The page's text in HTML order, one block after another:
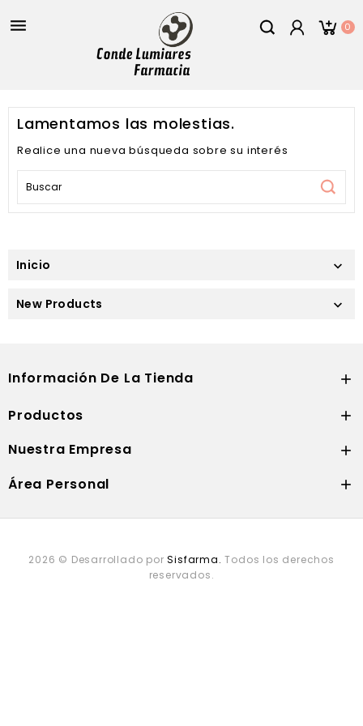
 0
Lamentamos las molestias.
Realice una nueva búsqueda sobre su interés
Inicio 
New Products 
Información De La Tienda 
Productos 
Nuestra Empresa 
Área Personal 
2026 © Desarrollado porSisfarma. Todos los derechos
reservados.